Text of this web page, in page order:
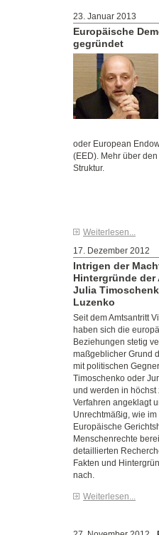
23. Januar 2013
Europäische
gegründet
oder European
(EED). Mehr über
Struktur.
Weiterlesen...
17. Dezember 2012
Intrigen der
Hintergründe
Julia
Luzenko
Seit dem Amtsantritt
haben sich die
Beziehungen stetig
maßgeblicher Grund
mit politischen
Timoschenko oder
und werden in höchst
Verfahren angeklagt
Unrechtmäßig, wie
Europäische
Menschenrechte
detaillierten
Fakten und
nach.
Weiterlesen...